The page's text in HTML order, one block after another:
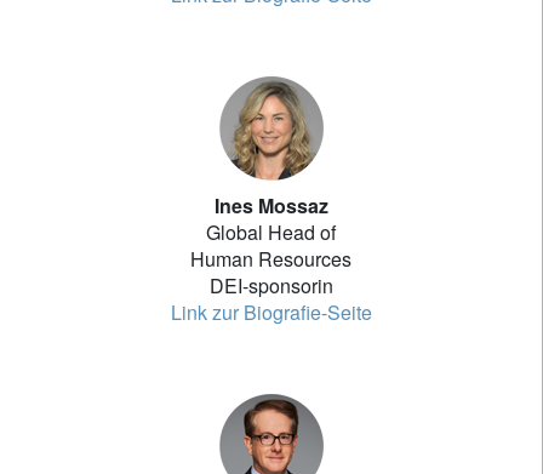
Ines Mossaz
Global Head of
Human Resources
DEI-sponsorin
Link zur Biografie-Seite